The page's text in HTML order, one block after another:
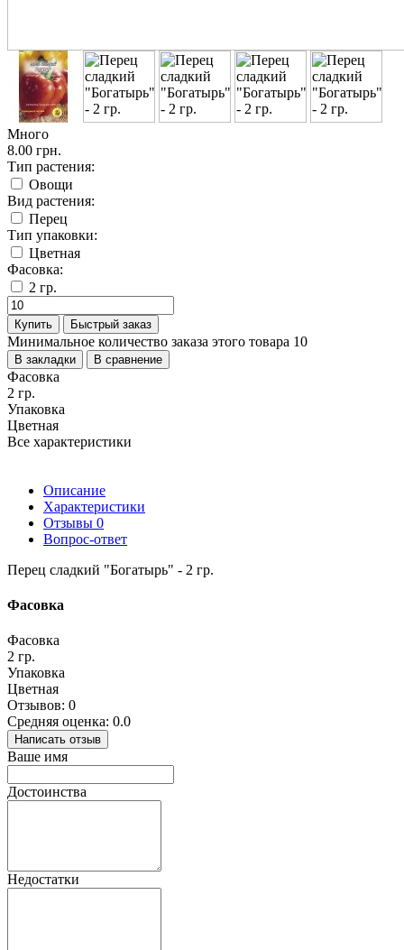
Много
8.00 грн.
Тип растения:
Овощи
Вид растения:
Перец
Тип упаковки:
Цветная
Фасовка:
2 гр.
Купить Быстрый заказ
Минимальное количество заказа этого товара 10
В закладки В сравнение
Фасовка
2 гр.
Упаковка
Цветная
Все характеристики
Описание
Характеристики
Отзывы 0
Вопрос-ответ
Перец сладкий "Богатырь" - 2 гр.
Фасовка
Фасовка
2 гр.
Упаковка
Цветная
Отзывов: 0
Средняя оценка: 0.0
Написать отзыв
Ваше имя
Достоинства
Недостатки